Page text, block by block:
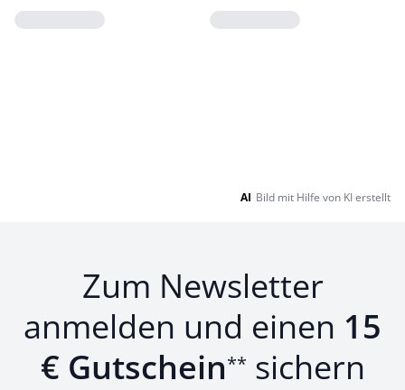
AI Bild mit Hilfe von KI erstellt
Zum Newsletter
anmelden und einen 15
€ Gutschein** sichern